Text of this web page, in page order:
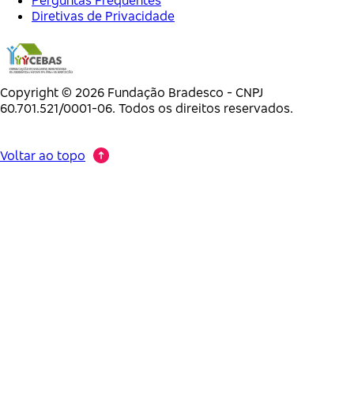
Diretivas de Privacidade
Copyright © 2026 Fundação Bradesco - CNPJ
60.701.521/0001-06. Todos os direitos reservados.
Voltar ao topo